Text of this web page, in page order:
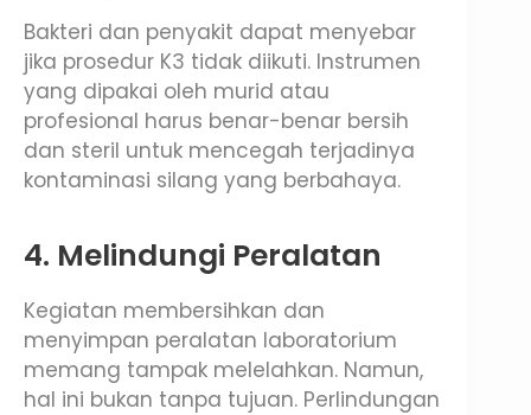
Bakteri dan penyakit dapat menyebar
jika prosedur K3 tidak diikuti. Instrumen
yang dipakai oleh murid atau
profesional harus benar-benar bersih
dan steril untuk mencegah terjadinya
kontaminasi silang yang berbahaya.
4. Melindungi Peralatan
Kegiatan membersihkan dan
menyimpan peralatan laboratorium
memang tampak melelahkan. Namun,
hal ini bukan tanpa tujuan. Perlindungan